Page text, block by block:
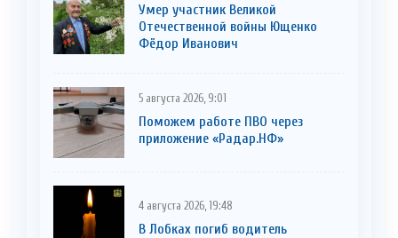
Умер участник Великой
Отечественной войны Ющенко
Фёдор Иванович
5 августа 2026, 9:01
Поможем работе ПВО через
приложение «Радар.НФ»
4 августа 2026, 19:48
В Лобках погиб водитель